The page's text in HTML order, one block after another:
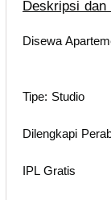
Deskripsi dan
Disewa
Tipe: Studio
Dilengkapi
IPL Gratis